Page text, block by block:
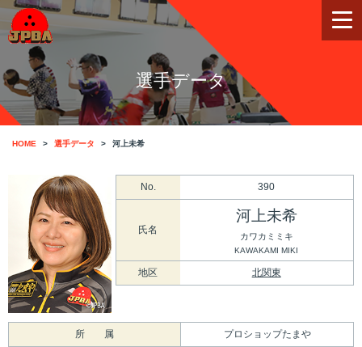
選手データ
HOME 選手データ 河上未希
No. 390
氏名
河上未希
カワカミミキ
KAWAKAMI MIKI
地区 北関東
所 属 プロショップたまや